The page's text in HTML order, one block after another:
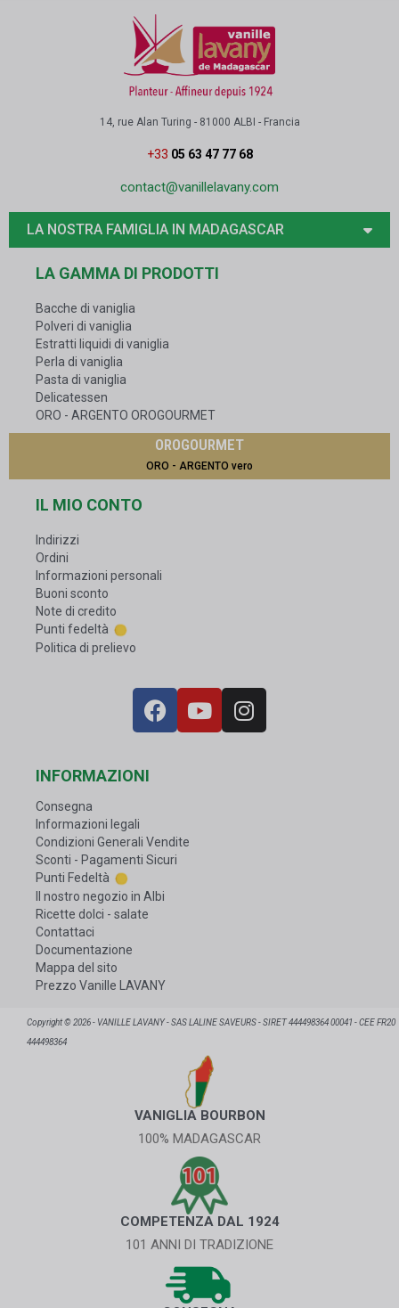
14, rue Alan Turing - 81000 ALBI - Francia
+33 05 63 47 77 68
contact@vanillelavany.com
LA NOSTRA FAMIGLIA IN MADAGASCAR
LA GAMMA DI PRODOTTI
Bacche di vaniglia
Polveri di vaniglia
Estratti liquidi di vaniglia
Perla di vaniglia
Pasta di vaniglia
Delicatessen
ORO - ARGENTO OROGOURMET
OROGOURMET
ORO - ARGENTO vero
IL MIO CONTO
Indirizzi
Ordini
Informazioni personali
Buoni sconto
Note di credito
Punti fedeltà
Politica di prelievo
INFORMAZIONI
Consegna
Informazioni legali
Condizioni Generali Vendite
Sconti - Pagamenti Sicuri
Punti Fedeltà
Il nostro negozio in Albi
Ricette dolci - salate
Contattaci
Documentazione
Mappa del sito
Prezzo Vanille LAVANY
Copyright © 2026 - VANILLE LAVANY - SAS LALINE SAVEURS - SIRET 444498364 00041 - CEE FR20
444498364
VANIGLIA BOURBON
100% MADAGASCAR
COMPETENZA DAL 1924
101 ANNI DI TRADIZIONE